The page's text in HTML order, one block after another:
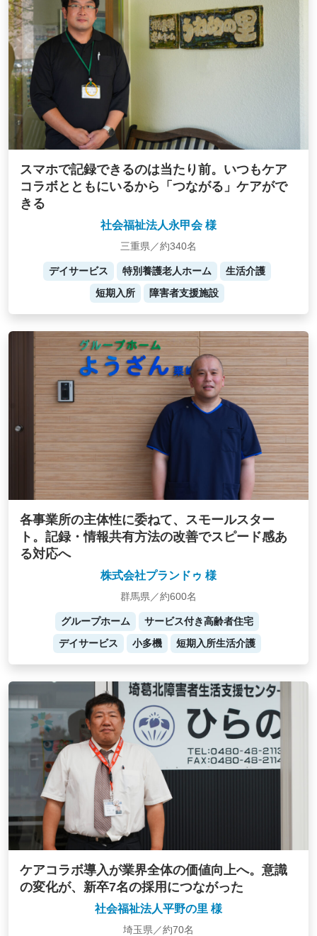
スマホで記録できるのは当たり前。いつもケア
コラボとともにいるから「つながる」ケアがで
きる
社会福祉法人永甲会 様
三重県／約340名
デイサービス 特別養護老人ホーム
生活介護
短期入所
障害者支援施設
各事業所の主体性に委ねて、スモールスター
ト。記録・情報共有方法の改善でスピード感あ
る対応へ
株式会社プランドゥ 様
群馬県／約600名
グループホーム
サービス付き高齢者住宅
デイサービス
小多機 短期入所生活介護
ケアコラボ導入が業界全体の価値向上へ。意識
の変化が、新卒7名の採用につながった
社会福祉法人平野の里 様
埼玉県／約70名